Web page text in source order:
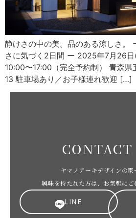
静けさの中の美。品のある涼しさ。
さに気づく2日間 ー 2025年7月26
10:00〜17:00（完全予約制） 青森
13 駐車場あり／お子様連れ歓迎 […]
CONTACT
ヤマノアーキデザインの家
興味を持たれた方は、お気軽にご
LINE